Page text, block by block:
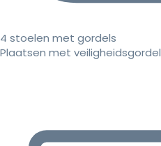
4 stoelen met gordels
Plaatsen met veiligheidsgordel